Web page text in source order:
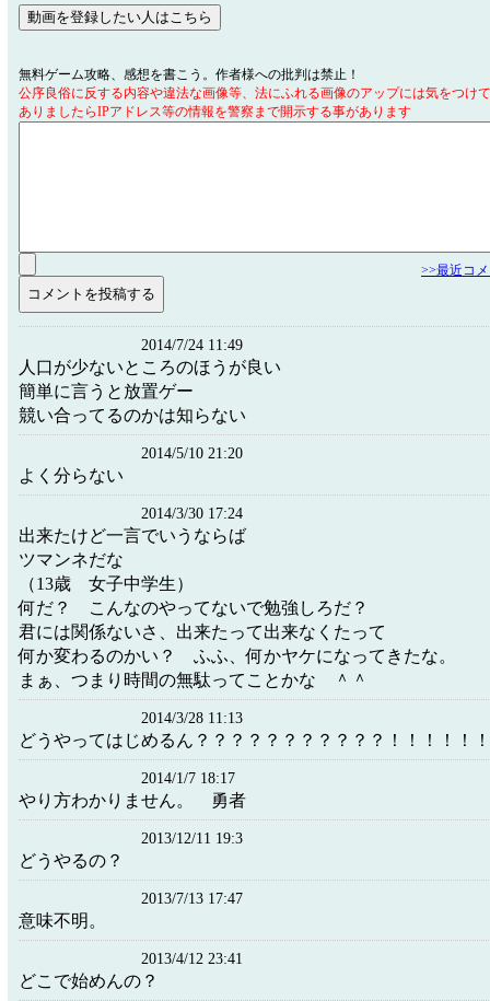
無料ゲーム攻略、感想を書こう。作者様への批判は禁止！
公序良俗に反する内容や違法な画像等、法にふれる画像のアップには気をつけ
ありましたらIPアドレス等の情報を警察まで開示する事があります
>>最近コ
2014/7/24 11:49
人口が少ないところのほうが良い
簡単に言うと放置ゲー
競い合ってるのかは知らない
2014/5/10 21:20
よく分らない
2014/3/30 17:24
出来たけど一言でいうならば
ツマンネだな
（13歳 女子中学生）
何だ？ こんなのやってないで勉強しろだ？
君には関係ないさ、出来たって出来なくたって
何か変わるのかい？ ふふ、何かヤケになってきたな。
まぁ、つまり時間の無駄ってことかな ＾＾
2014/3/28 11:13
どうやってはじめるん？？？？？？？？？？？！！！！！
2014/1/7 18:17
やり方わかりません。 勇者
2013/12/11 19:3
どうやるの？
2013/7/13 17:47
意味不明。
2013/4/12 23:41
どこで始めんの？